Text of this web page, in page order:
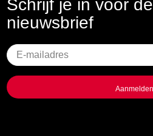
Schrijf je in voor de
nieuwsbrief
Geen
titel